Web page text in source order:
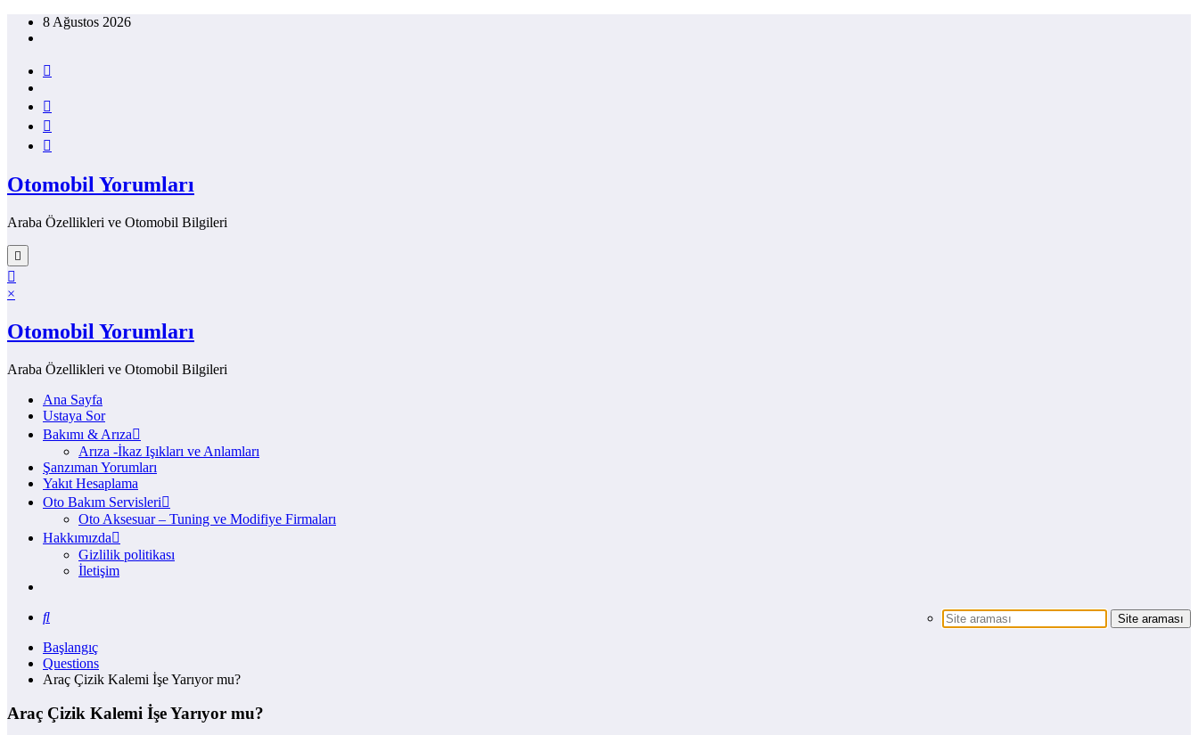
İçeriğe8 Ağustos 2026
Otomobil Yorumları
Araba Özellikleri ve Otomobil Bilgileri
×
Otomobil Yorumları
Araba Özellikleri ve Otomobil Bilgileri
Ana Sayfa
Ustaya Sor
Bakımı & Arıza
Arıza -İkaz Işıkları ve Anlamları
Şanzıman Yorumları
Yakıt Hesaplama
Oto Bakım Servisleri
Oto Aksesuar – Tuning ve Modifiye Firmaları
Hakkımızda
Gizlilik politikası
İletişim
Başlangıç
Questions
Araç Çizik Kalemi İşe Yarıyor mu?
Araç Çizik Kalemi İşe Yarıyor mu?